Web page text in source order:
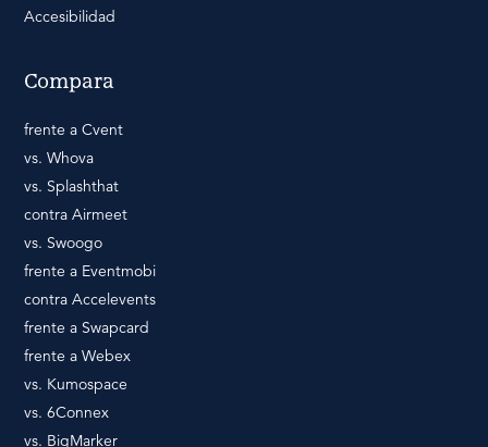
Accesibilidad
Compara
frente a Cvent
vs. Whova
vs. Splashthat
contra Airmeet
vs. Swoogo
frente a Eventmobi
contra Accelevents
frente a Swapcard
frente a Webex
vs. Kumospace
vs. 6Connex
vs. BigMarker